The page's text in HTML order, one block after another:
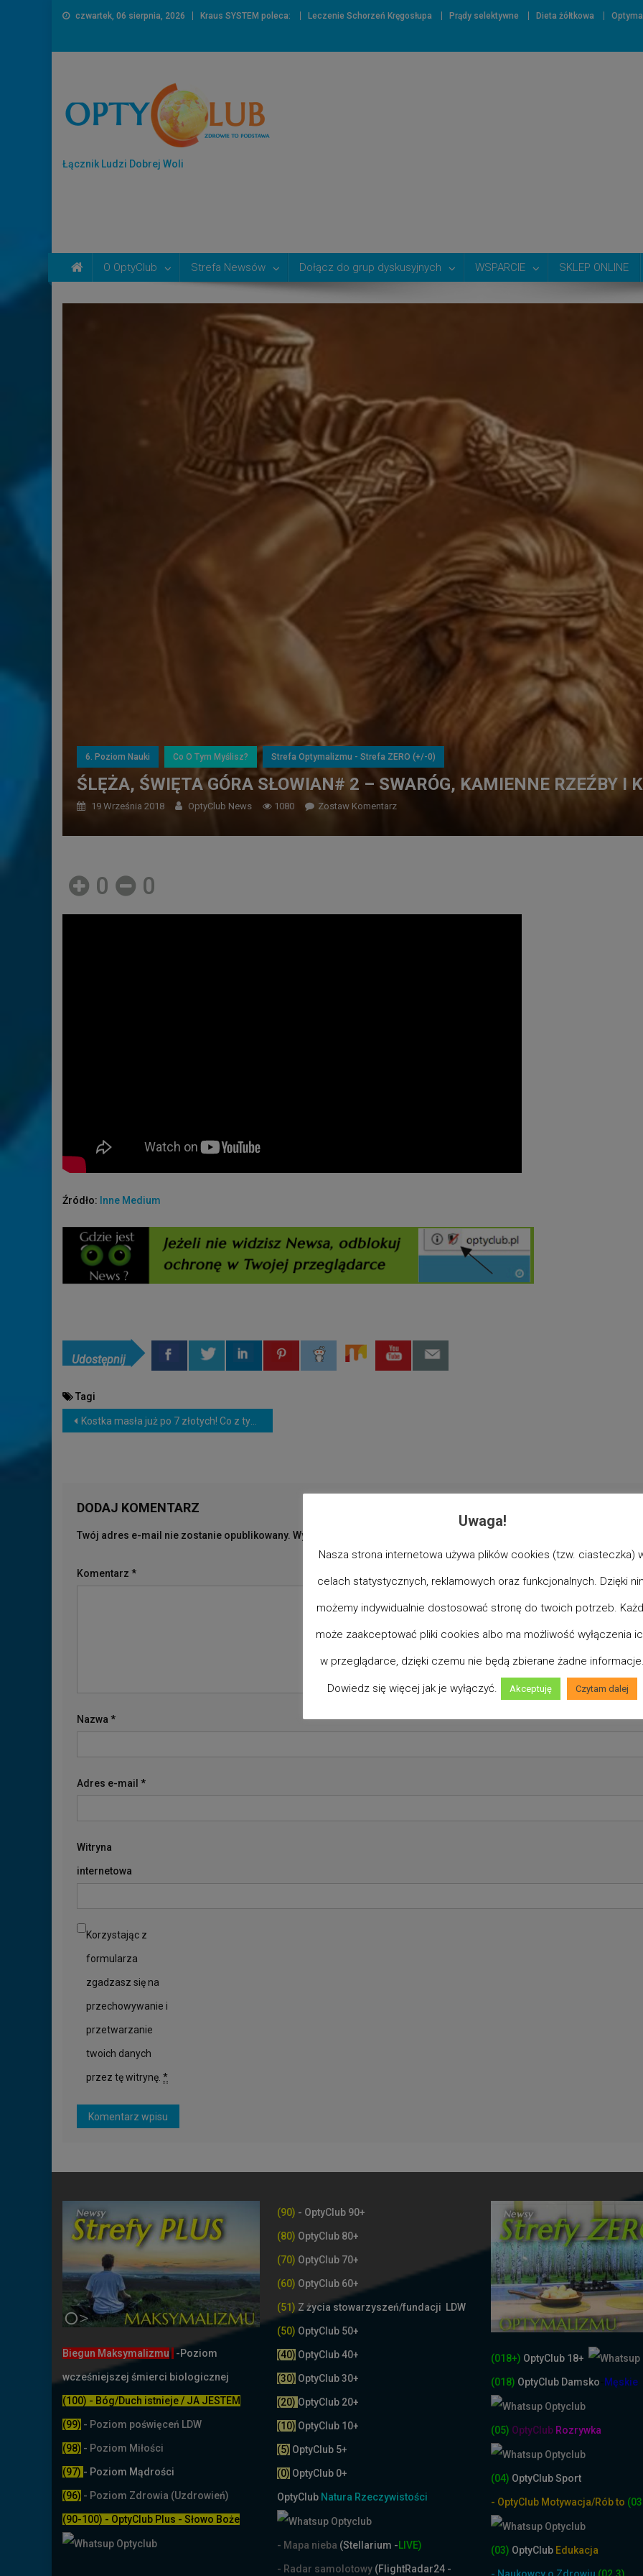
czwartek, 06 sierpnia, 2026 Kraus SYSTEM poleca: Leczenie Schorzeń Kręgosłupa Prądy selektywne Dieta żółtkowa
Łącznik Ludzi Dobrej Woli
O OptyClub Strefa Newsów Dołącz do grup dyskusyjnych WSPARCIE SKLEP ONLINE
6. Poziom Nauki Co O Tym Myślisz? Strefa Optymalizmu - Strefa ZERO (+/-0)
ŚLĘŻA, ŚWIĘTA GÓRA SŁOWIAN# 2 – SWARÓG, KAMIENNE RZEŹBY I
19 Września 2018 OptyClub News 1080 Zostaw Komentarz
0 0
Źródło: Inne Medium
Udostępnij
Tagi
NAWIGACJA
WPISU
Kostka masła już po 7 złotych! Co z tym robić? Agnieszka Zell
DODAJ KOMENTARZ
Twój adres e-mail nie zostanie opublikowany. Wymagane pola są oznaczone
Komentarz *
Nazwa *
Adres e-mail *
Witryna
internetowa
Korzystając z
formularza
zgadzasz się na
przechowywanie i
przetwarzanie
twoich danych
przez tę witrynę. *
Biegun Maksymalizmu -Poziom
wcześniejszej śmierci biologicznej
(100) - Bóg/Duch istnieje / JA JESTEM
(99) - Poziom poświęceń LDW
(98) - Poziom Miłości
(97) - Poziom Mądrości
(96) - Poziom Zdrowia (Uzdrowień)
(90-100) - OptyClub Plus - Słowo Boże
(90) - OptyClub 90+
(80) OptyClub 80+
(70) OptyClub 70+
(60) OptyClub 60+
(51) Z życia stowarzyszeń/fundacji LDW
(50) OptyClub 50+
(40) OptyClub 40+
(30) OptyClub 30+
(20) OptyClub 20+
(10) OptyClub 10+
(5) OptyClub 5+
(0) OptyClub 0+
OptyClubNatura Rzeczywistości
- Mapa nieba (Stellarium -LIVE)
- Radar samolotowy(FlightRadar24 -
(018+) OptyClub 18+
(018) OptyClub Damsko Męskie
(05) OptyClub Rozrywka
(04) OptyClub Sport
- OptyClub Motywacja/Rób to
(03) OptyClub Edukacja
Uwaga!
Nasza strona internetowa używa plików cookies (tzw. ciasteczka)
celach statystycznych, reklamowych oraz funkcjonalnych. Dzięki
możemy indywidualnie dostosować stronę do twoich potrzeb.
może zaakceptować pliki cookies albo ma możliwość wyłączenia
w przeglądarce, dzięki czemu nie będą zbierane żadne
Dowiedz się więcej jak je wyłączyć. Akceptuję Czytam dalej